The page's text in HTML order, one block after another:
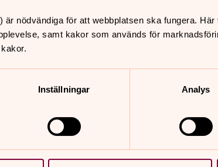
nödvändiga för att webbplatsen ska fungera.
samt kakor som används för
Inställningar Analys
biologisk mångfald